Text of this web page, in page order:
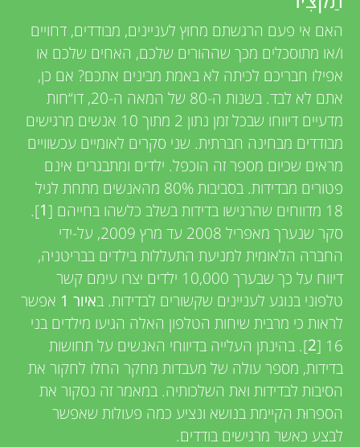
n
g
M
n
d
s
v
i
e
w
e
r
s
האם אי פעם הרגשתם מחוץ לעניינים, מבודדים, דחויים
ו/או מתוסכלים מכך שההורים שלכם, האחים שלכם או
אפילו חבריכם לכיתה לא באמת מבינים אתכם? אם כן,
אתם לא לבד. בשנות ה-80 של המאה ה-20, דו“חות
מדעיים דיווחו שבכל זמן נתון 2 מתוך 10 אנשים מרגישים
מבודדים מבחינה חברתית. שני סקרים לאומיים עכשוויים
מראים שכיום מספר זה הוכפל. ילדים ומתבגרים אינם
פטורים מבדידות. בסביבות 80% מהאנשים מתחת לגיל
18 מדווחים שהרגישו בדידות בשלב כלשהו בחייהם [
1
].
סקר שנערך מאפריל 2008 עד מרץ 2009, על-ידי
החברה הלאומית למניעת התעללות בילדים בבריטניה,
דיווח על כך שבערך 10,000 ילדים יצרו עימם קשר
טלפוני בנוגע לעניינים שקשורים לבדידות. באיור 1
אפשר
לראות כי מרבית שיחות הטלפון האלה הגיעו מילדים בני
16 [
2]. בהינתן העלייה בדיווחי האנשים על תחושות
בדידות, מספר עולה של מעבדות מחקר החלו לחקור את
הסיבות לבדידות ואת השלכותיה. במאמר זה נסקור את
הספרוּת הקיימת בנושא ונציע כמה פעולות שאפשר
לבצע כאשר מרגישים בודדים.